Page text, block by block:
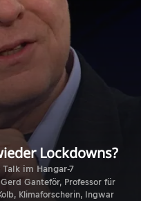
Lockdowns?
Talk im Hangar-7
Ganteför, Professor für
Klimaforscherin, Ingwar